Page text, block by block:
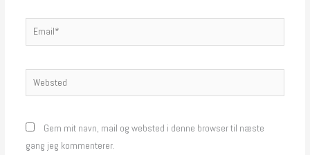
Email*
Websted
Gem mit navn, mail og websted i denne browser til næste
gang jeg kommenterer.